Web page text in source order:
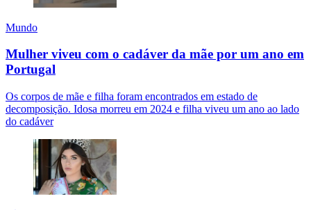
Mundo
Mulher viveu com o cadáver da mãe por um ano em
Portugal
Os corpos de mãe e filha foram encontrados em estado de
decomposição. Idosa morreu em 2024 e filha viveu um ano ao lado
do cadáver